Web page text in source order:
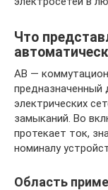
Что
АВ —
предназначенный
электрических
замыканий. Во
протекает ток,
номиналу
Область